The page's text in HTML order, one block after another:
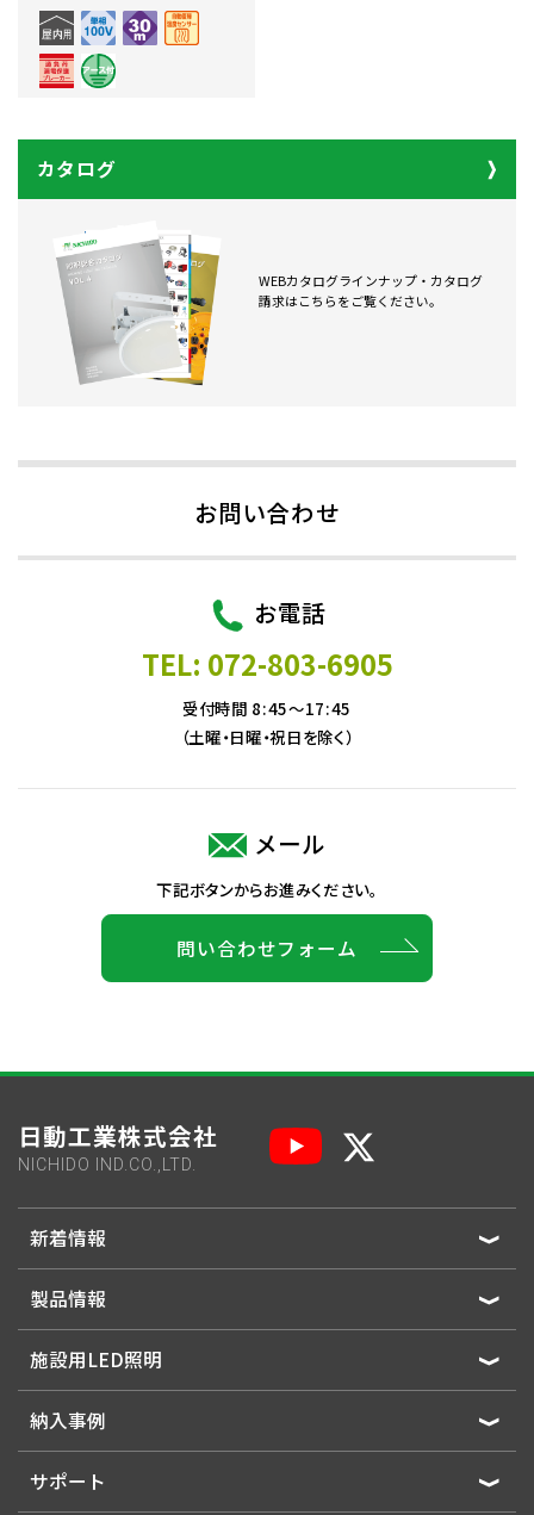
カタログ
WEBカタログラインナップ・カタログ
請求はこちらをご覧ください。
お問い合わせ
お電話
TEL: 072-803-6905
受付時間 8:45～17:45
（土曜・日曜・祝日を除く）
メール
下記ボタンからお進みください。
問い合わせフォーム
日動工業株式会社
NICHIDO IND.CO.,LTD.
新着情報
製品情報
施設用LED照明
納入事例
サポート